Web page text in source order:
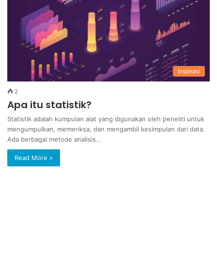
Inspirasi
2
Apa itu statistik?
Statistik adalah kumpulan alat yang digunakan oleh peneliti untuk
mengumpulkan, memeriksa, dan mengambil kesimpulan dari data.
Ada berbagai metode analisis…
Read More »